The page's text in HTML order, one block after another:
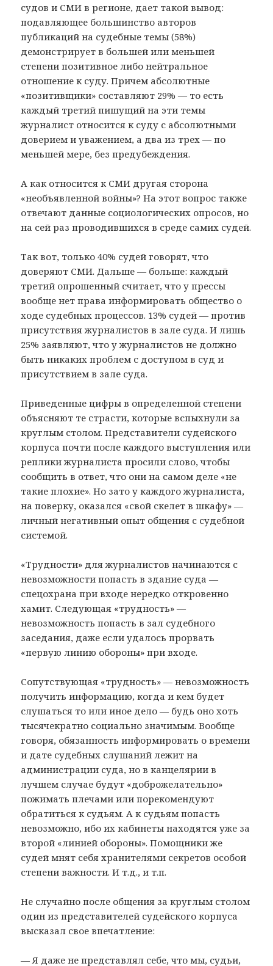
судов и СМИ в регионе, дает такой вывод:
подавляющее большинство авторов
публикаций на судебные темы (58%)
демонстрирует в большей или меньшей
степени позитивное либо нейтральное
отношение к суду. Причем абсолютные
«позитивщики» составляют 29% — то есть
каждый третий пишущий на эти темы
журналист относится к суду с абсолютными
доверием и уважением, а два из трех — по
меньшей мере, без предубеждения.
А как относится к СМИ другая сторона
«необъявленной войны»? На этот вопрос также
отвечают данные социологических опросов, но
на сей раз проводившихся в среде самих судей.
Так вот, только 40% судей говорят, что
доверяют СМИ. Дальше — больше: каждый
третий опрошенный считает, что у прессы
вообще нет права информировать общество о
ходе судебных процессов. 13% судей — против
присутствия журналистов в зале суда. И лишь
25% заявляют, что у журналистов не должно
быть никаких проблем с доступом в суд и
присутствием в зале суда.
Приведенные цифры в определенной степени
объясняют те страсти, которые вспыхнули за
круглым столом. Представители судейского
корпуса почти после каждого выступления или
реплики журналиста просили слово, чтобы
сообщить в ответ, что они на самом деле «не
такие плохие». Но зато у каждого журналиста,
на поверку, оказался «свой скелет в шкафу» —
личный негативный опыт общения с судебной
системой.
«Трудности» для журналистов начинаются с
невозможности попасть в здание суда —
спецохрана при входе нередко откровенно
хамит. Следующая «трудность» —
невозможность попасть в зал судебного
заседания, даже если удалось прорвать
«первую линию обороны» при входе.
Сопутствующая «трудность» — невозможность
получить информацию, когда и кем будет
слушаться то или иное дело — будь оно хоть
тысячекратно социально значимым. Вообще
говоря, обязанность информировать о времени
и дате судебных слушаний лежит на
администрации суда, но в канцелярии в
лучшем случае будут «доброжелательно»
пожимать плечами или порекомендуют
обратиться к судьям. А к судьям попасть
невозможно, ибо их кабинеты находятся уже за
второй «линией обороны». Помощники же
судей мнят себя хранителями секретов особой
степени важности. И т.д., и т.п.
Не случайно после общения за круглым столом
один из представителей судейского корпуса
высказал свое впечатление:
— Я даже не представлял себе, что мы, судьи,